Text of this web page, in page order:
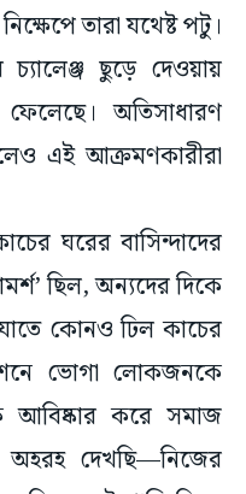
ছুড়ে দেওয়ায়
অতিসাধারণ
এই আক্রমণকারীরা
ঘরের বাসিন্দাদের
ছিল, অন্যদের দিকে
কোনও ঢিল কাচের
ভোগা লোকজনকে
করে সমাজ
দেখছি—নিজের
শাস্তি দিচ্ছে